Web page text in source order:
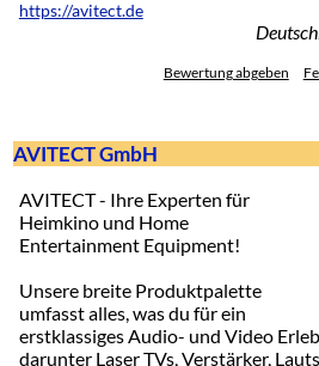
https://avitect.de
Bewertung abgeben
AVITECT GmbH
AVITECT - Ihre Experten für
Heimkino und Home
Entertainment Equipment!
Unsere breite Produktpalette
umfasst alles, was du für ein
erstklassiges Audio- und Video
darunter Laser TVs, Verstärker,